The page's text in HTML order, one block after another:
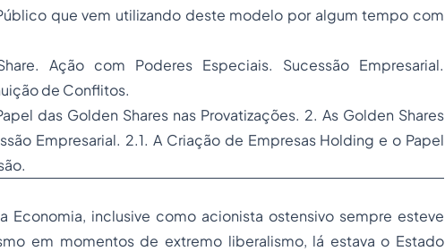
que vem utilizando deste modelo por algum tempo com
Ação com Poderes Especiais. Sucessão Empresarial.
de Conflitos.
das Golden Shares nas Provatizações. 2. As Golden Shares
Empresarial. 2.1. A Criação de Empresas Holding e o Papel
Economia, inclusive como acionista ostensivo sempre esteve
em momentos de extremo liberalismo, lá estava o Estado